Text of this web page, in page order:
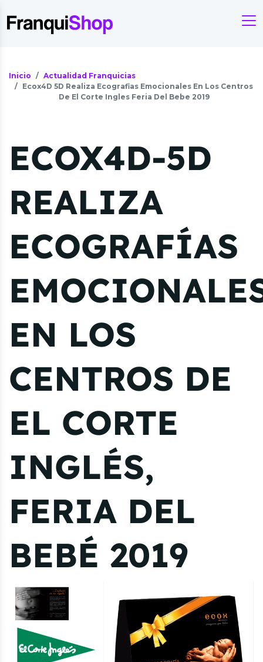
Inicio
Actualidad Franquicias
Ecox4D 5D Realiza Ecografias Emocionales En Los Centros
De El Corte Ingles Feria Del Bebe 2019
ECOX4D-5D
REALIZA
ECOGRAFÍAS
EN LOS
CENTROS DE
EL CORTE
INGLÉS,
FERIA DEL
BEBÉ 2019